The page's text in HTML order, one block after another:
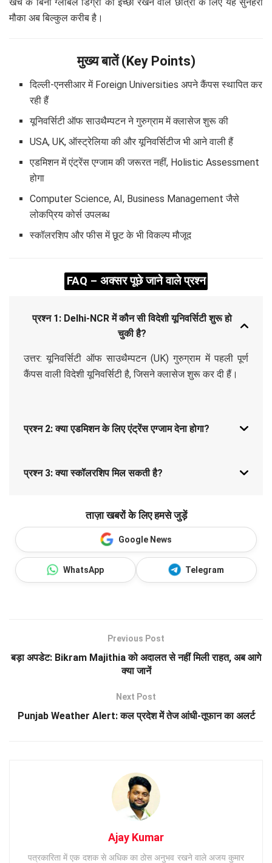
खर्चे के बिना ग्लोबल डिग्री की इच्छा रखने वाले छात्रों के लिए यह सुनहरा
मौका अब बिल्कुल करीब है।
मुख्य बातें (Key Points)
दिल्ली-एनसीआर में Foreign Universities अपने कैंपस स्थापित कर
रही हैं
यूनिवर्सिटी ऑफ साउथैम्पटन ने गुरुग्राम में क्लासेज शुरू की
USA, UK, ऑस्ट्रेलिया की और यूनिवर्सिटीज भी आने वाली हैं
एडमिशन में एंट्रेंस एग्जाम की जरूरत नहीं, Holistic Assessment
होगा
Computer Science, AI, Business Management जैसे
लोकप्रिय कोर्स उपलब्ध
स्कॉलरशिप और फीस में छूट के भी विकल्प मौजूद
FAQ – अक्सर पूछे जाने वाले प्रश्न
प्रश्न 1: Delhi-NCR में कौन सी विदेशी यूनिवर्सिटी शुरू हो
चुकी है?
उत्तर: यूनिवर्सिटी ऑफ साउथैम्पटन (UK) गुरुग्राम में पहली पूर्ण
कैंपस वाली विदेशी यूनिवर्सिटी है, जिसने क्लासेज शुरू कर दी हैं।
प्रश्न 2: क्या एडमिशन के लिए एंट्रेंस एग्जाम देना होगा?
प्रश्न 3: क्या स्कॉलरशिप मिल सकती है?
ताज़ा खबरों के लिए हमसे जुड़ें
Google News
WhatsApp Telegram
Previous Post
बड़ा अपडेट: Bikram Majithia को अदालत से नहीं मिली राहत, अब आगे
क्या जानें
Next Post
Punjab Weather Alert: कल प्रदेश में तेज आंधी-तूफान का अलर्ट
Ajay Kumar
पत्रकारिता में एक दशक से अधिक का ठोस अनुभव रखने वाले अजय कुमार